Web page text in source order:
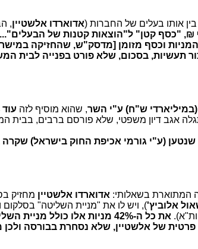
אותו בעלים של החברות (אדוארדו אלשטיין,
174 מיליון ₪ (ועוד מזומן של 230 אלף ₪, "כסף קטן" ל"הוצאות קטנות של
תעשיות, בסכום, שלא פורט בפנייה לבית
ש"ח) ע"י השר, שהוא מוסיף לזה
אגב דיון משפטי, שלא פורסם ברבים, בבית
(ע"י גורמי אכיפת החוק בישראל) שקרה
המתוארת בשאלותי: אדוארדו אלשטיין מחזיק
אלוביץ'
את כל ה-42% מניות אלו כולל מניית
פרטית של אלשטיין, שלא נסחרת בבורסה ולכן